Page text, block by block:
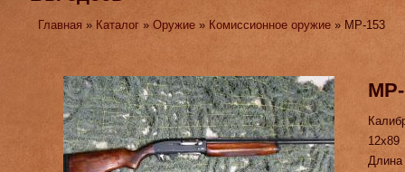
Главная » Каталог »Оружие » Комиссионное оружие » МР-153
МР-
12х89